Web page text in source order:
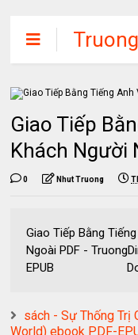
Chia
các
phần
tập
Giao Tiếp
Khách Người
0 Nhut Truong
Giao Tiếp Bằng
Ngoài PDF -
EPUB
sách - Sự Thống Trị
World) ebook PDF-